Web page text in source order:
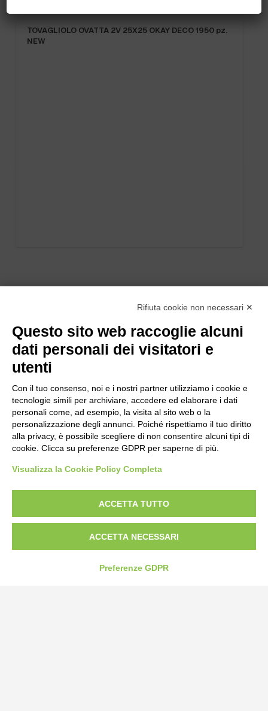
TOVAGLIOLO OVATTA 2V 25X25 OKAY DECO 1950 pz.
NEW
Strada Statale 231 Alba-Bra
Tel:0172-478161
Rifiuta cookie non necessari ✕
Questo sito web raccoglie alcuni
dati personali dei visitatori e
utenti
Con il tuo consenso, noi e i nostri partner utilizziamo i cookie e
tecnologie simili per archiviare, accedere ed elaborare i dati
personali come, ad esempio, la visita al sito web o la
personalizzazione degli annunci. Poiché rispettiamo il tuo diritto
alla privacy, è possibile scegliere di non consentire alcuni tipi di
cookie. Clicca su preferenze GDPR per saperne di più.
Visualizza la Cookie Policy Completa
ACCETTA TUTTO
ACCETTA NECESSARI
Preferenze GDPR